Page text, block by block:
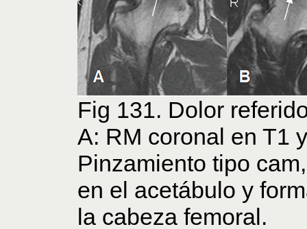
Fig 131. Dolor
A: RM coronal en T1
Pinzamiento tipo
en el acetábulo y
la cabeza femoral.